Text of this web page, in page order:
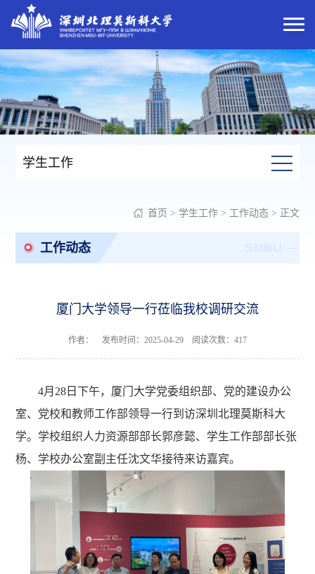
学生工作
首页 > 学生工作> 工作动态> 正文
工作动态
厦门大学领导一行莅临我校调研交流
作者： 发布时间：2025-04-29 阅读次数： 417
4月28日下午，厦门大学党委组织部、党的建设办公
室、党校和教师工作部领导一行到访深圳北理莫斯科大
学。学校组织人力资源部部长郭彦懿、学生工作部部长张
杨、学校办公室副主任沈文华接待来访嘉宾。